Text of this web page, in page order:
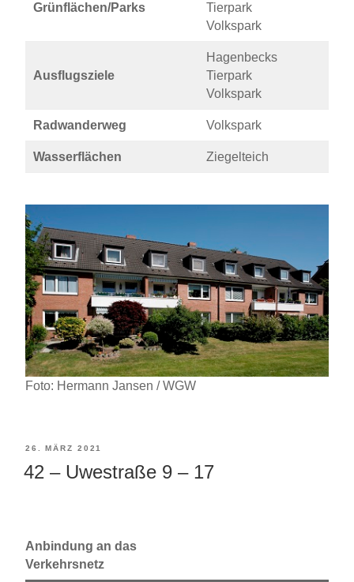
Grünflächen/Parks
Tierpark
Volkspark
Ausflugsziele
Hagenbecks
Tierpark
Volkspark
Radwanderweg Volkspark
Wasserflächen Ziegelteich
Foto: Hermann Jansen / WGW
VERÖFFENTLICHT
AM
26. MÄRZ 2021
42 – Uwestraße 9 – 17
Anbindung an das
Verkehrsnetz